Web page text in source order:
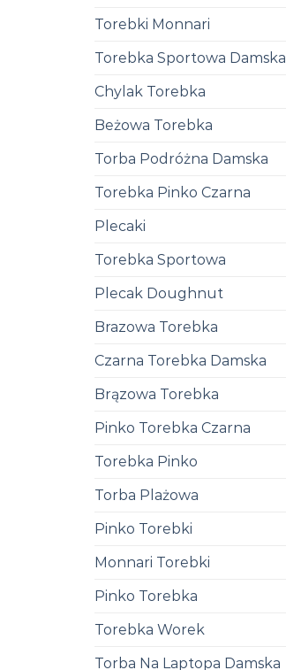
Torebki Monnari
Torebka Sportowa Damska
Chylak Torebka
Beżowa Torebka
Torba Podróżna Damska
Torebka Pinko Czarna
Plecaki
Torebka Sportowa
Plecak Doughnut
Brazowa Torebka
Czarna Torebka Damska
Brązowa Torebka
Pinko Torebka Czarna
Torebka Pinko
Torba Plażowa
Pinko Torebki
Monnari Torebki
Pinko Torebka
Torebka Worek
Torba Na Laptopa Damska